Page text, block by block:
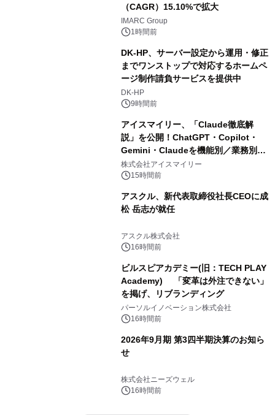
（CAGR）15.10%で拡大
IMARC Group
1時間前
DK-HP、サーバー設定から運用・修正
までワンストップで対応するホームペ
ージ制作請負サービスを提供中
DK-HP
9時間前
アイスマイリー、「Claude徹底解
説」を公開！ChatGPT・Copilot・
Gemini・Claudeを機能別／業務別に
比較―自社に合う生成AIの選び方がわ
かる実践ガイド
株式会社アイスマイリー
15時間前
アスクル、新代表取締役社長CEOに成
松 岳志が就任
アスクル株式会社
16時間前
ビルスピアカデミー(旧：TECH PLAY
Academy) 「変革は外注できない」
を掲げ、リブランディング
パーソルイノベーション株式会社
16時間前
2026年9月期 第3四半期決算のお知ら
せ
株式会社ニーズウェル
16時間前